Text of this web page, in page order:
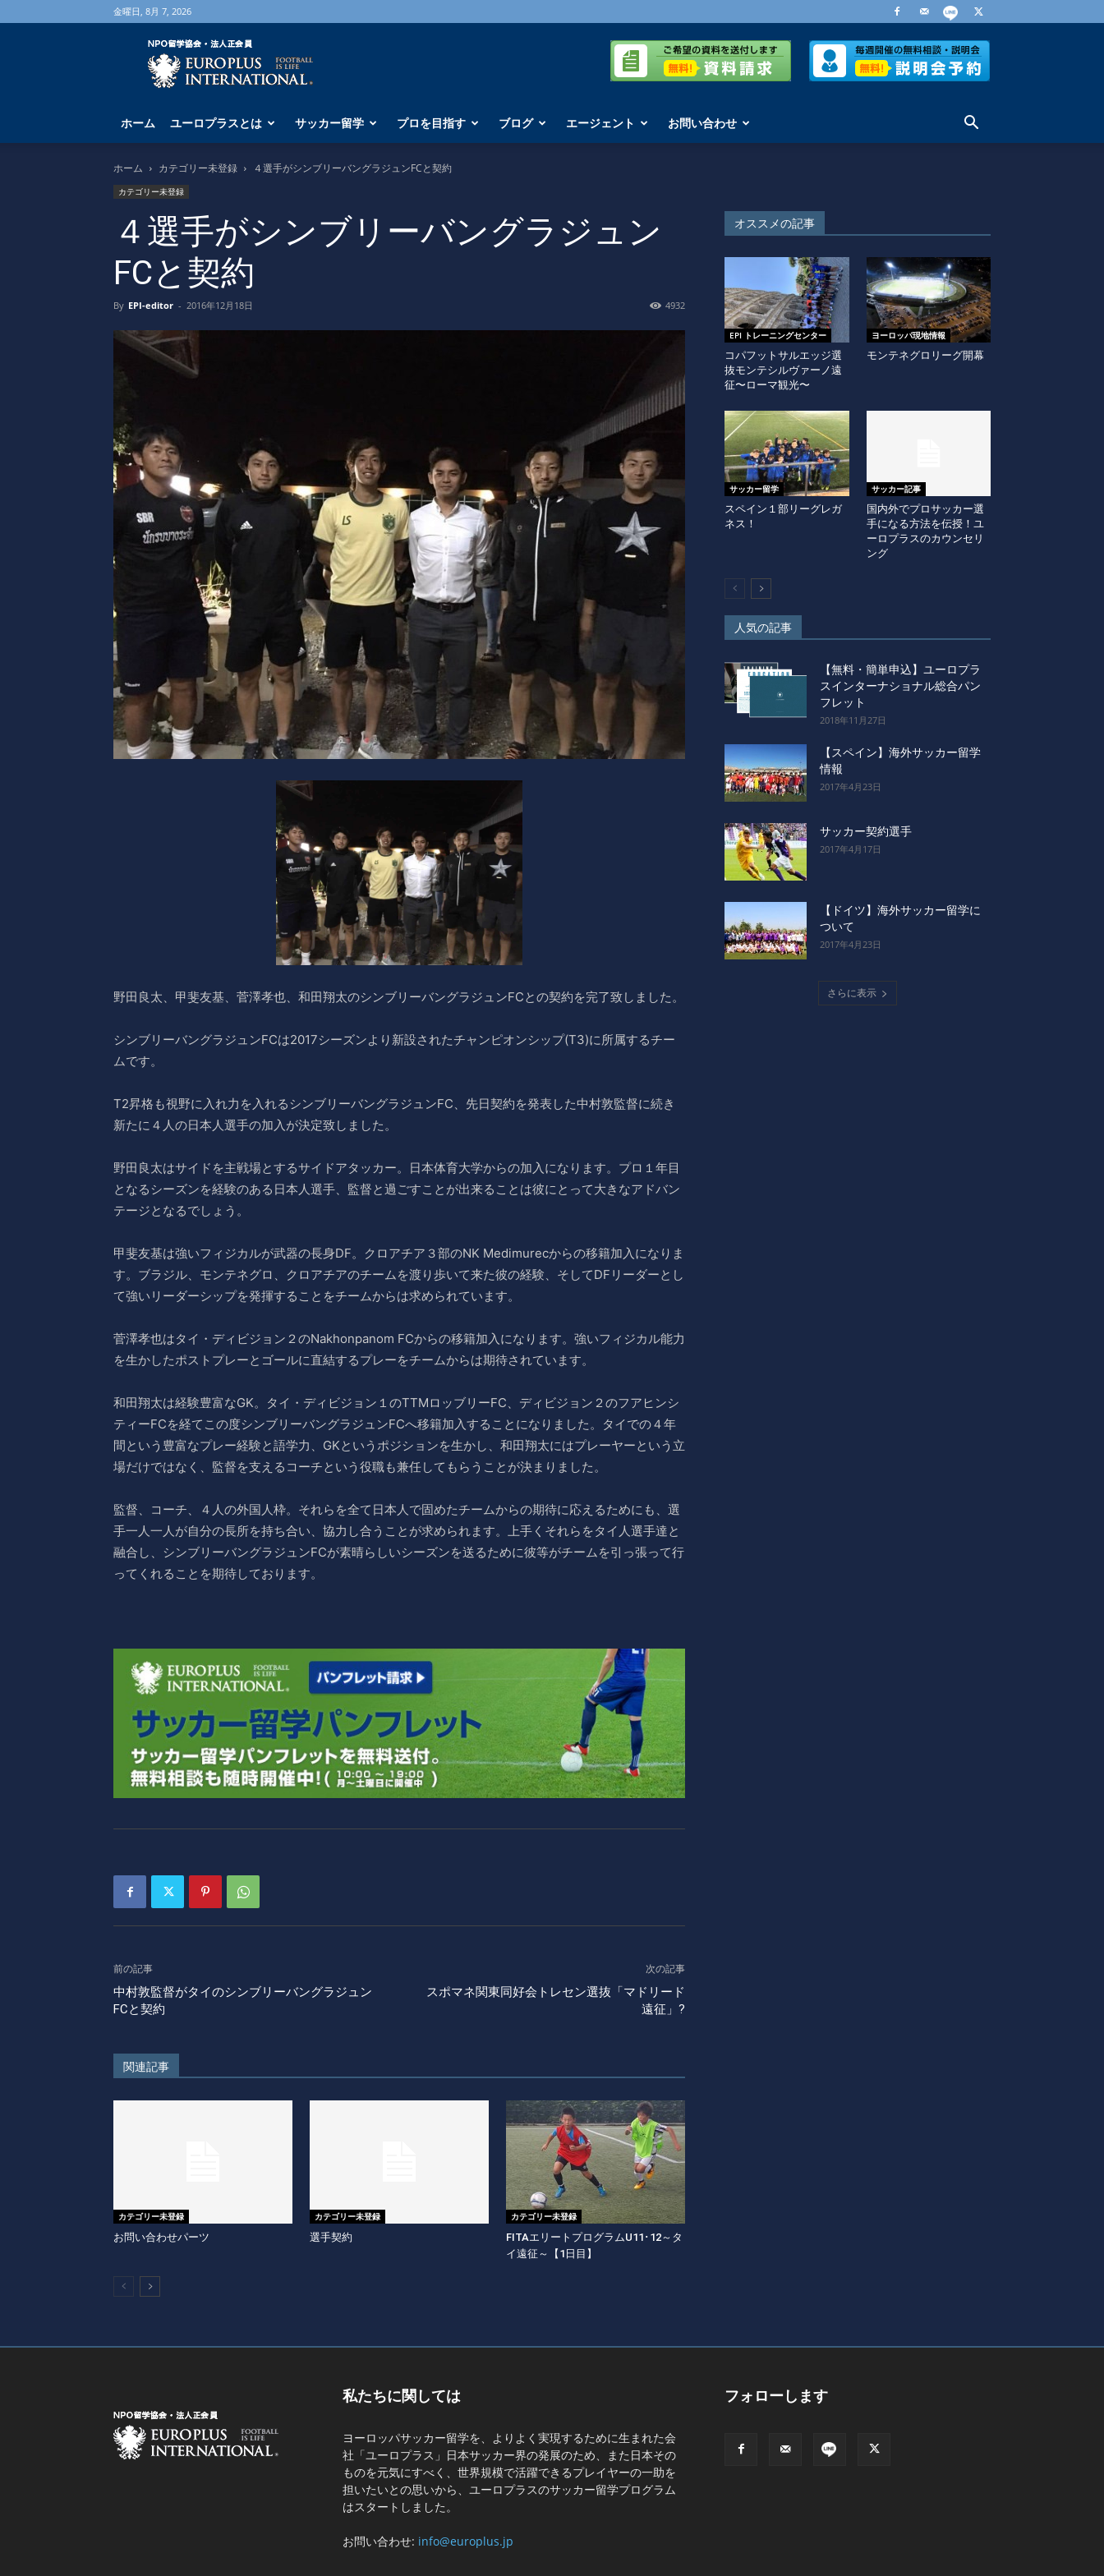
金曜日, 8月 7, 2026
海
外
サ
ー
学
ー
ロ
プ
ラ
ス
ホーム ユーロプラスとは サッカー留学 プロを目指す ブログ エージェント お問い合わせ
ホーム カテゴリー未登録 ４選手がシンブリーバングラジュンFCと契約
カテゴリー未登録
４選手がシンブリーバングラジュン
FCと契約
By EPI-editor - 2016年12月18日 4932
野田良太、甲斐友基、菅澤孝也、和田翔太のシンブリーバングラジュンFCとの契約を完了致しました。
シンブリーバングラジュンFCは2017シーズンより新設されたチャンピオンシップ(T3)に所属するチー
ムです。
T2昇格も視野に入れ力を入れるシンブリーバングラジュンFC、先日契約を発表した中村敦監督に続き
新たに４人の日本人選手の加入が決定致しました。
野田良太はサイドを主戦場とするサイドアタッカー。日本体育大学からの加入になります。プロ１年目
となるシーズンを経験のある日本人選手、監督と過ごすことが出来ることは彼にとって大きなアドバン
テージとなるでしょう。
甲斐友基は強いフィジカルが武器の長身DF。クロアチア３部のNK Medimurecからの移籍加入になりま
す。ブラジル、モンテネグロ、クロアチアのチームを渡り歩いて来た彼の経験、そしてDFリーダーとし
て強いリーダーシップを発揮することをチームからは求められています。
菅澤孝也はタイ・ディビジョン２のNakhonpanom FCからの移籍加入になります。強いフィジカル能力
を生かしたポストプレーとゴールに直結するプレーをチームからは期待されています。
和田翔太は経験豊富なGK。タイ・ディビジョン１のTTMロッブリーFC、ディビジョン２のフアヒンシ
ティーFCを経てこの度シンブリーバングラジュンFCへ移籍加入することになりました。タイでの４年
間という豊富なプレー経験と語学力、GKというポジションを生かし、和田翔太にはプレーヤーという立
場だけではなく、監督を支えるコーチという役職も兼任してもらうことが決まりました。
監督、コーチ、４人の外国人枠。それらを全て日本人で固めたチームからの期待に応えるためにも、選
手一人一人が自分の長所を持ち合い、協力し合うことが求められます。上手くそれらをタイ人選手達と
融合し、シンブリーバングラジュンFCが素晴らしいシーズンを送るために彼等がチームを引っ張って行
ってくれることを期待しております。
前の記事
中村敦監督がタイのシンブリーバングラジュン
FCと契約
次の記事
スポマネ関東同好会トレセン選抜「マドリード
遠征」?
関連記事
カテゴリー未登録
お問い合わせパーツ
カテゴリー未登録
選手契約
カテゴリー未登録
FITAエリートプログラムU11･12～タ
イ遠征～【1日目】
オススメの記事
EPI トレーニングセンター
コパフットサルエッジ選
抜モンテシルヴァーノ遠
征〜ローマ観光〜
ヨーロッパ現地情報
モンテネグロリーグ開幕
サッカー留学
スペイン１部リーグレガ
ネス！
サッカー記事
国内外でプロサッカー選
手になる方法を伝授！ユ
ーロプラスのカウンセリ
ング
人気の記事
【無料・簡単申込】ユーロプラ
スインターナショナル総合パン
フレット
2018年11月27日
【スペイン】海外サッカー留学
情報
2017年4月23日
サッカー契約選手
2017年4月17日
【ドイツ】海外サッカー留学に
ついて
2017年4月23日
さらに表示
私たちに関しては
ヨーロッパサッカー留学を、よりよく実現するために生まれた会
社「ユーロプラス」日本サッカー界の発展のため、また日本その
ものを元気にすべく、世界規模で活躍できるプレイヤーの一助を
担いたいとの思いから、ユーロプラスのサッカー留学プログラム
はスタートしました。
お問い合わせ: info@europlus.jp
フォローします